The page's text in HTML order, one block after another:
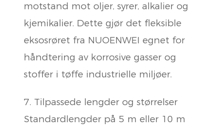
motstand mot oljer, syrer, alkalier og
kjemikalier. Dette gjør det fleksible
eksosrøret fra NUOENWEI egnet for
håndtering av korrosive gasser og
stoffer i tøffe industrielle miljøer.
7. Tilpassede lengder og størrelser
Standardlengder på 5 m eller 10 m